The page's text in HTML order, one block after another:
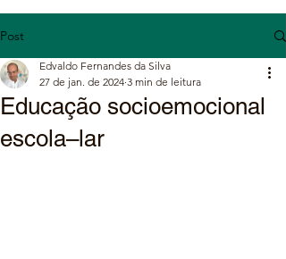
Post
Educação socioemocional
escola–lar
Edvaldo Fernandes da Silva
27 de jan. de 2024 3 min de leitura